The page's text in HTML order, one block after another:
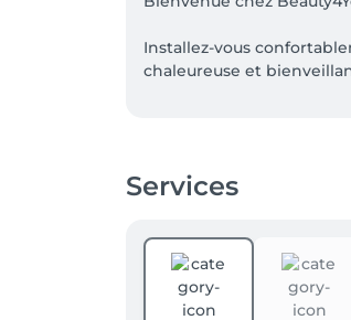
Installez-vous
chaleureuse et
Services